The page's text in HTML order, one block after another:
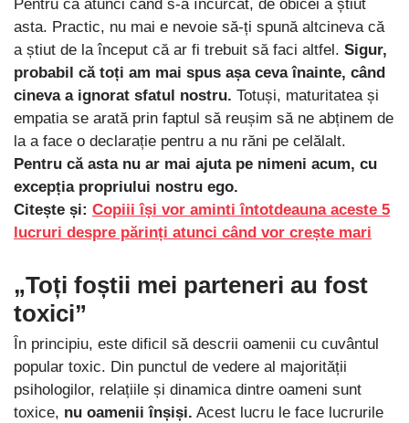
Pentru că atunci când s-a încurcat, de obicei a știut
asta. Practic, nu mai e nevoie să-ți spună altcineva că
a știut de la început că ar fi trebuit să faci altfel. Sigur,
probabil că toți am mai spus așa ceva înainte, când
cineva a ignorat sfatul nostru. Totuși, maturitatea și
empatia se arată prin faptul să reușim să ne abținem de
la a face o declarație pentru a nu răni pe celălalt.
Pentru că asta nu ar mai ajuta pe nimeni acum, cu
excepția propriului nostru ego.
Citește și: Copiii își vor aminti întotdeauna aceste 5
lucruri despre părinți atunci când vor crește mari
„Toți foștii mei parteneri au fost
toxici”
În principiu, este dificil să descrii oamenii cu cuvântul
popular toxic. Din punctul de vedere al majorității
psihologilor, relațiile și dinamica dintre oameni sunt
toxice, nu oamenii înșiși. Acest lucru le face lucrurile